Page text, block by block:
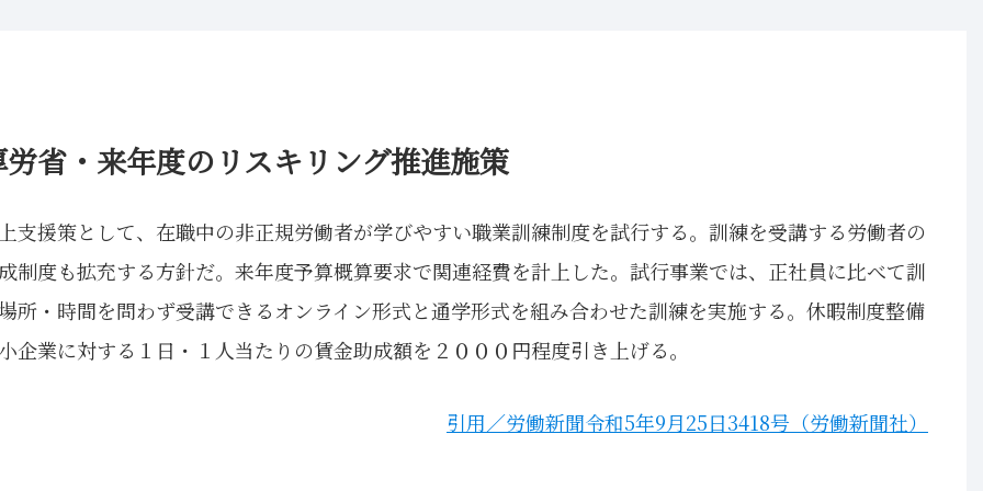
省・来年度のリスキリング推進施策
支援策として、在職中の非正規労働者が学びやすい職業訓練制度を試行する。訓練を受講する労働者の
制度も拡充する方針だ。来年度予算概算要求で関連経費を計上した。試行事業では、正社員に比べて訓
所・時間を問わず受講できるオンライン形式と通学形式を組み合わせた訓練を実施する。休暇制度整備
業に対する１日・１人当たりの賃金助成額を２０００円程度引き上げる。
引用／労働新聞令和5年9月25日3418号（労働新聞社）